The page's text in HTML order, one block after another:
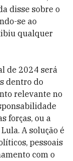
disse sobre o
se ao
qualquer
de 2024 será
dentro do
relevante no
forças, ou a
A solução é
pessoais
com o